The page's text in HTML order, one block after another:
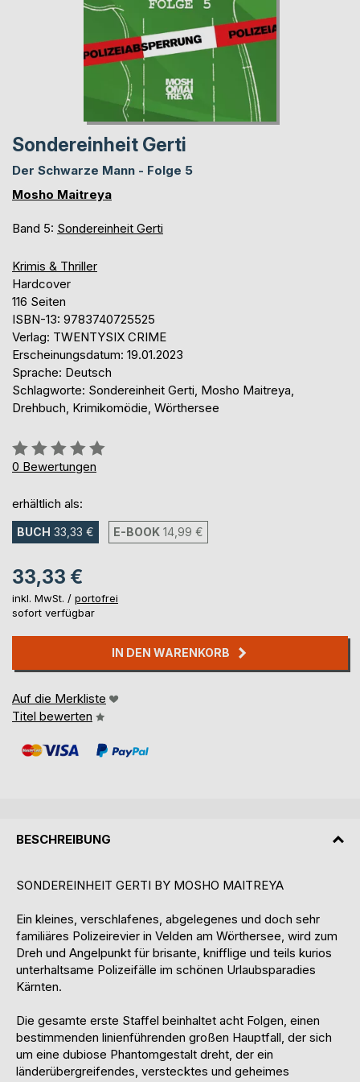
Sondereinheit Gerti
Der Schwarze Mann - Folge 5
Mosho Maitreya
Band 5: Sondereinheit Gerti
Krimis & Thriller
Hardcover
116 Seiten
ISBN-13: 9783740725525
Verlag: TWENTYSIX CRIME
Erscheinungsdatum: 19.01.2023
Sprache: Deutsch
Schlagworte: Sondereinheit Gerti, Mosho Maitreya,
Drehbuch, Krimikomödie, Wörthersee
Bewertung::
0%
0 Bewertungen
erhältlich als:
BUCH 33,33 € E-BOOK 14,99 €
33,33 €
inkl. MwSt. / portofrei
sofort verfügbar
IN DEN WARENKORB
Auf die Merkliste
Titel bewerten
BESCHREIBUNG
SONDEREINHEIT GERTI BY MOSHO MAITREYA
Ein kleines, verschlafenes, abgelegenes und doch sehr
familiäres Polizeirevier in Velden am Wörthersee, wird zum
Dreh und Angelpunkt für brisante, knifflige und teils kurios
unterhaltsame Polizeifälle im schönen Urlaubsparadies
Kärnten.
Die gesamte erste Staffel beinhaltet acht Folgen, einen
bestimmenden linienführenden großen Hauptfall, der sich
um eine dubiose Phantomgestalt dreht, der ein
länderübergreifendes, verstecktes und geheimes